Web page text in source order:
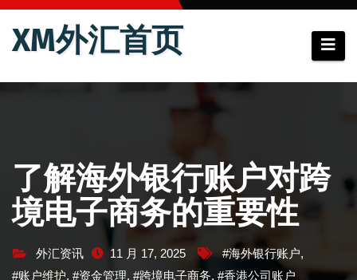
跳
XM外汇首页
了解海外银行账户对跨
境电子商务的重要性
外汇资讯 11 月 17, 2025 #海外银行账户,
#账户维护, #资金管理, #跨境电子商务, #香港公司账户